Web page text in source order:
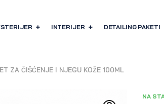
INTERIJER DETAILING PAKETI
ZA ČIŠĆENJE I NJEGU KOŽE 100ML
NA